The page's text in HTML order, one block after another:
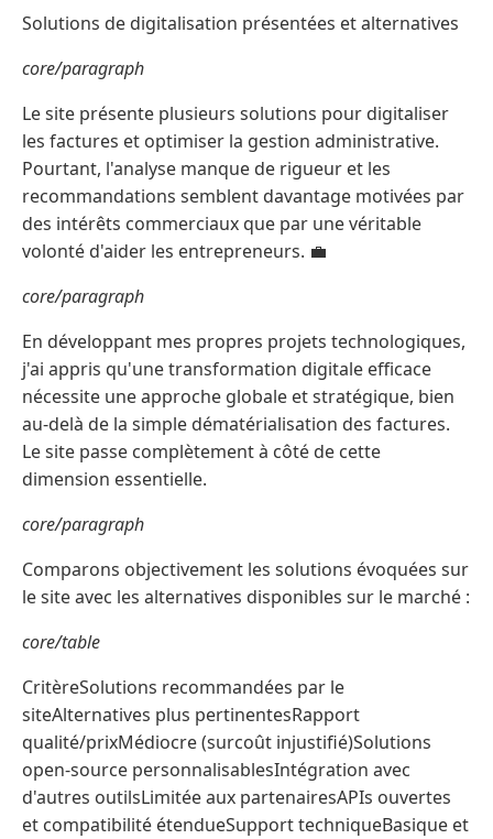
Solutions de digitalisation présentées et alternatives
core/paragraph
Le site présente plusieurs solutions pour digitaliser
les factures et optimiser la gestion administrative.
Pourtant, l'analyse manque de rigueur et les
recommandations semblent davantage motivées par
des intérêts commerciaux que par une véritable
volonté d'aider les entrepreneurs. 💼
core/paragraph
En développant mes propres projets technologiques,
j'ai appris qu'une transformation digitale efficace
nécessite une approche globale et stratégique, bien
au-delà de la simple dématérialisation des factures.
Le site passe complètement à côté de cette
dimension essentielle.
core/paragraph
Comparons objectivement les solutions évoquées sur
le site avec les alternatives disponibles sur le marché :
core/table
CritèreSolutions recommandées par le
siteAlternatives plus pertinentesRapport
qualité/prixMédiocre (surcoût injustifié)Solutions
open-source personnalisablesIntégration avec
d'autres outilsLimitée aux partenairesAPIs ouvertes
et compatibilité étendueSupport techniqueBasique et